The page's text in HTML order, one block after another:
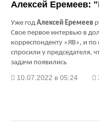
Алексей Еремеев:
Уже годАлексей Еремеев
Свое первое интервью в
корреспонденту «ЯВ», и
спросили у председателя,
задачи появились
10.07.2022 в 05:24